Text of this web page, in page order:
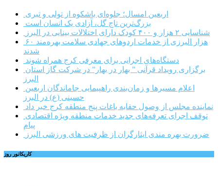
اربعین امسال؛ جلوه‌ای باشکوه از تولی و تبری
بزرگ‌ترین تاج گل، آزادی یک انسان است
شناسایی ۲ هزار و ۴۰۰ کودک دارای اختلالات بینایی در البرز
۶۰ هزار البرزی از خدمات اردوهای جهادی سلامت بهره‌مند
شدند
دستگاه‌های اجرایی برای معرفی کرج همراه شوند
البرز
حسینی (ع) در البرز
نماینده مجلس از وصول حقابه باغات پنج منطقه کرج خبر داد
پیام
ضرورت بهره مندی ایثارگران از ظرفیت های ورزشی البرز
کاریکاتور روز